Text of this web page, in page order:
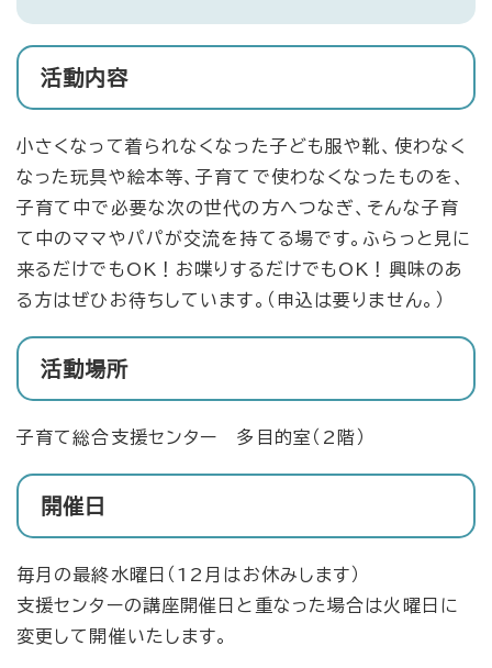
活動内容​
小さくなって着られなくなった子ども服や靴、使わなく
なった玩具や絵本等、子育てで使わなくなったものを、
子育て中で必要な次の世代の方へつなぎ、そんな子育
て中のママやパパが交流を持てる場です。ふらっと見に
来るだけでもOK！お喋りするだけでもOK！興味のあ
る方はぜひお待ちしています。（申込は要りません。）
活動場所
子育て総合支援センター 多目的室（2階）
開催日
毎月の最終水曜日（12月はお休みします）
支援センターの講座開催日と重なった場合は火曜日に
変更して開催いたします。